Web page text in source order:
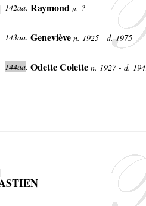
142aa. Raymond n. ?
143aa. Geneviève n. 1925 - d. 1975
144aa. Odette Colette n. 1927 - d.